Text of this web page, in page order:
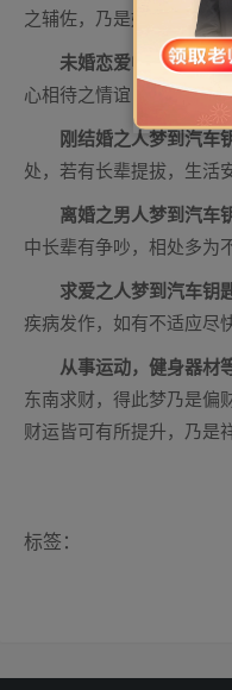
之辅佐，乃是好运之征兆
未婚恋爱中女子做梦
心相待之情谊，奈何彼此
刚结婚之人梦到汽车
处，若有长辈提拔，生活
离婚之男人梦到汽车
中长辈有争吵，相处多为
求爱之人梦到汽车钥
疾病发作，如有不适应尽
从事运动，健身器材
东南求财，得此梦乃是偏
财运皆可有所提升，乃是
标签：